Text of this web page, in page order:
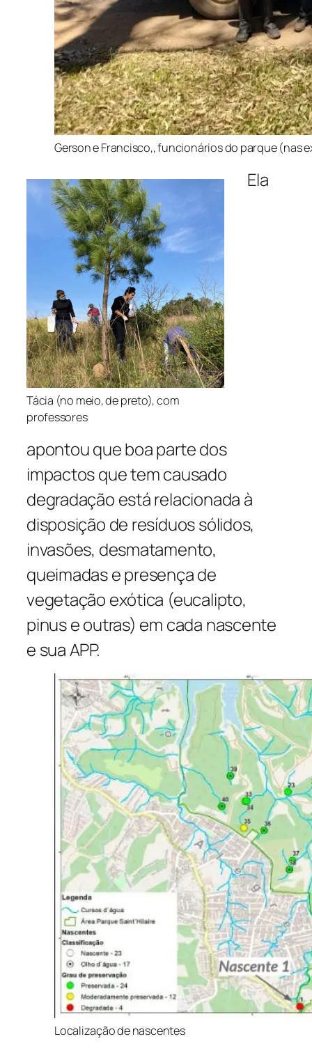
Gerson e Francisco,, funcionários do parque (nas
Tácia (no meio, de preto), com
professores
Ela
apontou que boa parte dos
impactos que tem causado
degradação está relacionada à
disposição de resíduos sólidos,
invasões, desmatamento,
queimadas e presença de
vegetação exótica (eucalipto,
pinus e outras) em cada nascente
e sua APP.
Localização de nascentes